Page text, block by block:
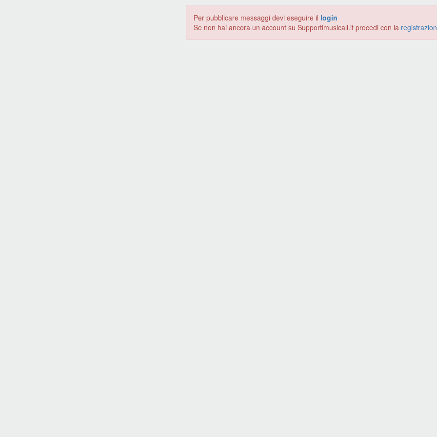
Per pubblicare messaggi devi eseguire il login
Se non hai ancora un account su Supportimusicali.it procedi con la